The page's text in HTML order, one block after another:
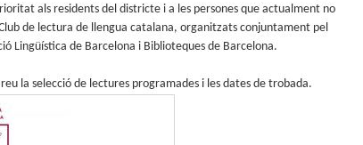
als residents del districte i a les persones que actualment no
de lectura de llengua catalana, organitzats conjuntament pel
Lingüística de Barcelona i Biblioteques de Barcelona.
la selecció de lectures programades i les dates de trobada.